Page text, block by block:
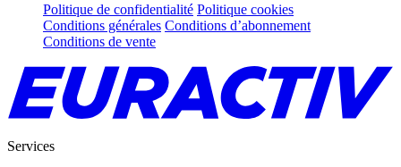
Politique de confidentialité Politique cookies
Conditions générales Conditions d’abonnement
Conditions de vente
Services